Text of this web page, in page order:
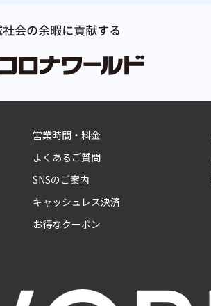
営業時間・料金
よくあるご質問
SNSのご案内
キャッシュレス決済
お得なクーポン